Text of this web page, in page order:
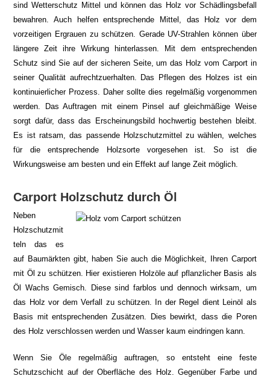
sind Wetterschutz Mittel und können das Holz vor Schädlingsbefall
bewahren. Auch helfen entsprechende Mittel, das Holz vor dem
vorzeitigen Ergrauen zu schützen. Gerade UV-Strahlen können über
längere Zeit ihre Wirkung hinterlassen. Mit dem entsprechenden
Schutz sind Sie auf der sicheren Seite, um das Holz vom Carport in
seiner Qualität aufrechtzuerhalten. Das Pflegen des Holzes ist ein
kontinuierlicher Prozess. Daher sollte dies regelmäßig vorgenommen
werden. Das Auftragen mit einem Pinsel auf gleichmäßige Weise
sorgt dafür, dass das Erscheinungsbild hochwertig bestehen bleibt.
Es ist ratsam, das passende Holzschutzmittel zu wählen, welches
für die entsprechende Holzsorte vorgesehen ist. So ist die
Wirkungsweise am besten und ein Effekt auf lange Zeit möglich.
Carport Holzschutz durch Öl
Neben
Holzschutzmit
teln das es
auf Baumärkten gibt, haben Sie auch die Möglichkeit, Ihren Carport
mit Öl zu schützen. Hier existieren Holzöle auf pflanzlicher Basis als
Öl Wachs Gemisch. Diese sind farblos und dennoch wirksam, um
das Holz vor dem Verfall zu schützen. In der Regel dient Leinöl als
Basis mit entsprechenden Zusätzen. Dies bewirkt, dass die Poren
des Holz verschlossen werden und Wasser kaum eindringen kann.
Wenn Sie Öle regelmäßig auftragen, so entsteht eine feste
Schutzschicht auf der Oberfläche des Holz. Gegenüber Farbe und